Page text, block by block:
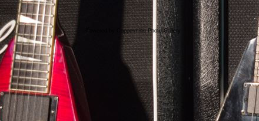
Powered by Coppermine Photo Gallery